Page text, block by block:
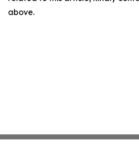
above.